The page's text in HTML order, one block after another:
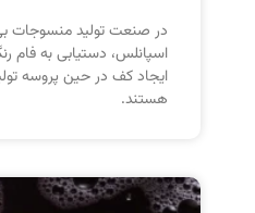
در صنعت تولید منسوجات
اسپانلس، دستیابی به فام
ایجاد کف در حین پروسه
هستند.